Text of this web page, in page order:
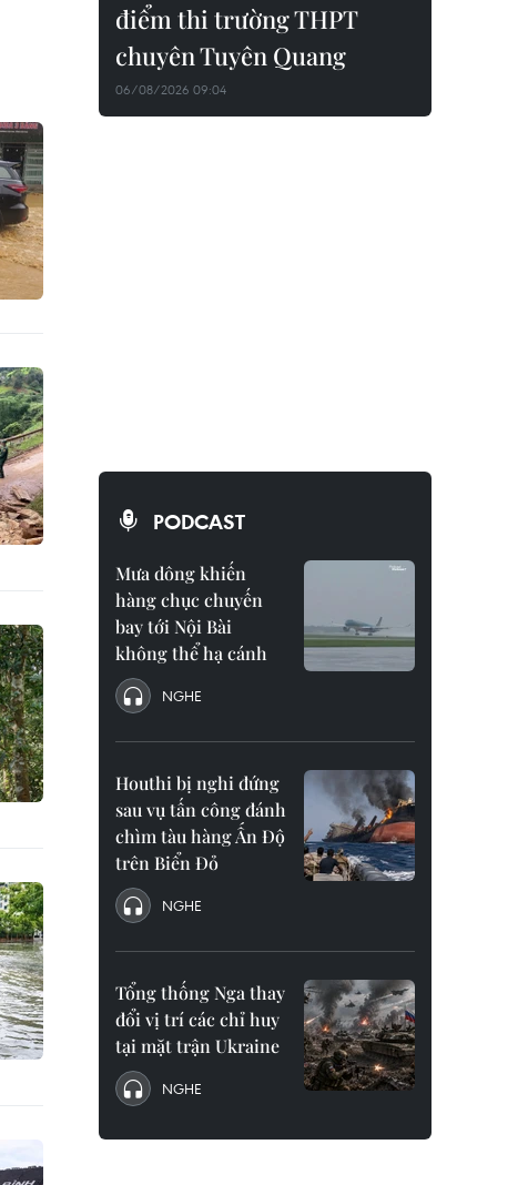
điểm thi trường THPT
chuyên Tuyên Quang
06/08/2026 09:04
PODCAST
Mưa dông khiến
hàng chục chuyến
bay tới Nội Bài
không thể hạ cánh
NGHE
Houthi bị nghi đứng
sau vụ tấn công đánh
chìm tàu hàng Ấn Độ
trên Biển Đỏ
NGHE
Tổng thống Nga thay
đổi vị trí các chỉ huy
tại mặt trận Ukraine
NGHE